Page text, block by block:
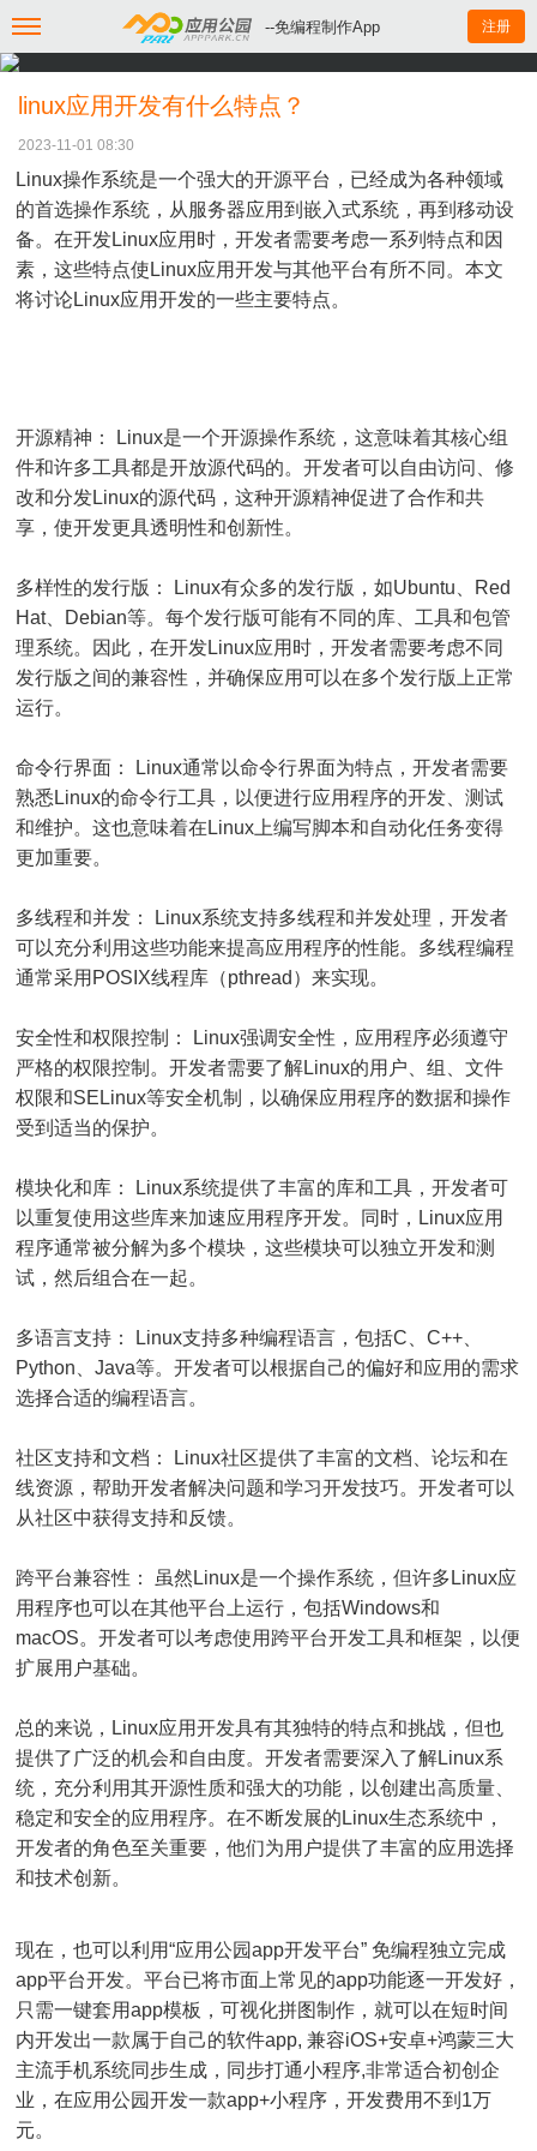
--免编程制作App 注册
linux应用开发有什么特点？
2023-11-01 08:30
Linux操作系统是一个强大的开源平台，已经成为各种领域
的首选操作系统，从服务器应用到嵌入式系统，再到移动设
备。在开发Linux应用时，开发者需要考虑一系列特点和因
素，这些特点使Linux应用开发与其他平台有所不同。本文
将讨论Linux应用开发的一些主要特点。
开源精神： Linux是一个开源操作系统，这意味着其核心组
件和许多工具都是开放源代码的。开发者可以自由访问、修
改和分发Linux的源代码，这种开源精神促进了合作和共
享，使开发更具透明性和创新性。
多样性的发行版： Linux有众多的发行版，如Ubuntu、Red
Hat、Debian等。每个发行版可能有不同的库、工具和包管
理系统。因此，在开发Linux应用时，开发者需要考虑不同
发行版之间的兼容性，并确保应用可以在多个发行版上正常
运行。
命令行界面： Linux通常以命令行界面为特点，开发者需要
熟悉Linux的命令行工具，以便进行应用程序的开发、测试
和维护。这也意味着在Linux上编写脚本和自动化任务变得
更加重要。
多线程和并发： Linux系统支持多线程和并发处理，开发者
可以充分利用这些功能来提高应用程序的性能。多线程编程
通常采用POSIX线程库（pthread）来实现。
安全性和权限控制： Linux强调安全性，应用程序必须遵守
严格的权限控制。开发者需要了解Linux的用户、组、文件
权限和SELinux等安全机制，以确保应用程序的数据和操作
受到适当的保护。
模块化和库： Linux系统提供了丰富的库和工具，开发者可
以重复使用这些库来加速应用程序开发。同时，Linux应用
程序通常被分解为多个模块，这些模块可以独立开发和测
试，然后组合在一起。
多语言支持： Linux支持多种编程语言，包括C、C++、
Python、Java等。开发者可以根据自己的偏好和应用的需求
选择合适的编程语言。
社区支持和文档： Linux社区提供了丰富的文档、论坛和在
线资源，帮助开发者解决问题和学习开发技巧。开发者可以
从社区中获得支持和反馈。
跨平台兼容性： 虽然Linux是一个操作系统，但许多Linux应
用程序也可以在其他平台上运行，包括Windows和
macOS。开发者可以考虑使用跨平台开发工具和框架，以便
扩展用户基础。
总的来说，Linux应用开发具有其独特的特点和挑战，但也
提供了广泛的机会和自由度。开发者需要深入了解Linux系
统，充分利用其开源性质和强大的功能，以创建出高质量、
稳定和安全的应用程序。在不断发展的Linux生态系统中，
开发者的角色至关重要，他们为用户提供了丰富的应用选择
和技术创新。
现在，也可以利用“应用公园app开发平台” 免编程独立完成
app平台开发。平台已将市面上常见的app功能逐一开发好，
只需一键套用app模板，可视化拼图制作，就可以在短时间
内开发出一款属于自己的软件app, 兼容iOS+安卓+鸿蒙三大
主流手机系统同步生成，同步打通小程序,非常适合初创企
业，在应用公园开发一款app+小程序，开发费用不到1万
元。